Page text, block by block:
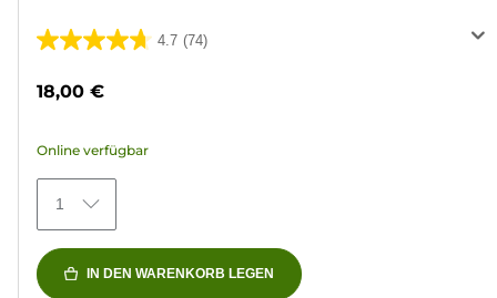
4.7 (74)
4.7
74
Bewertungen
18,00 €
Online verfügbar
1
IN DEN WARENKORB LEGEN